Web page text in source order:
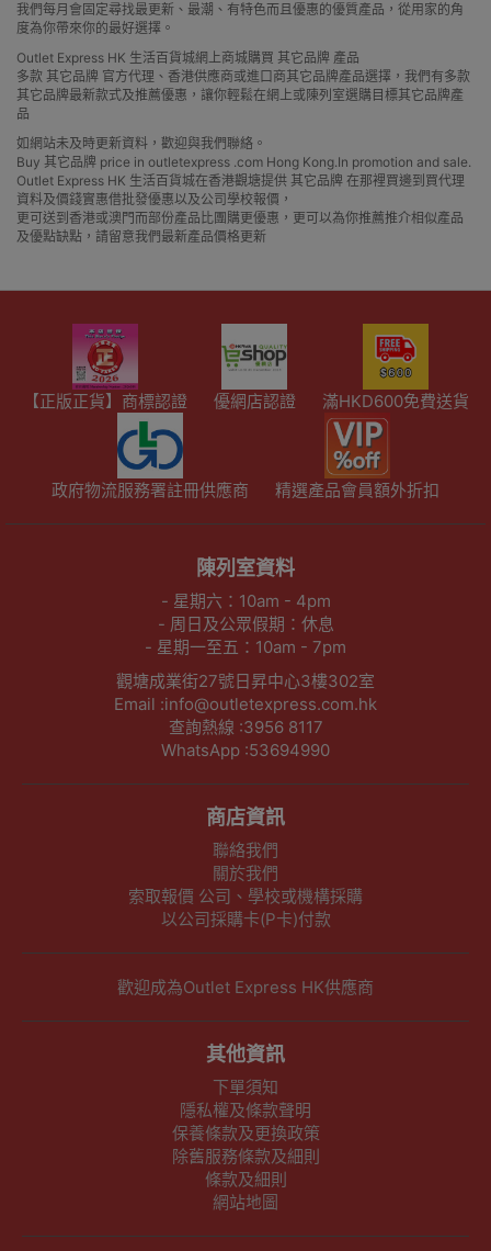
我們每月會固定尋找最更新、最潮、有特色而且優惠的優質產品，從用家的角
度為你帶來你的最好選擇。
Outlet Express HK 生活百貨城網上商城購買 其它品牌 產品
多款 其它品牌 官方代理、香港供應商或進口商其它品牌產品選擇，我們有多款
其它品牌最新款式及推薦優惠，讓你輕鬆在網上或陳列室選購目標其它品牌產
品
如網站未及時更新資料，歡迎與我們聯絡。
Buy 其它品牌 price in outletexpress .com Hong Kong.In promotion and sale.
Outlet Express HK 生活百貨城在香港觀塘提供 其它品牌 在那裡買邊到買代理
資料及價錢實惠借批發優惠以及公司學校報價，
更可送到香港或澳門而部份產品比團購更優惠，更可以為你推薦推介相似產品
及優點缺點，請留意我們最新產品價格更新
【正版正貨】商標認證 優網店認證 滿HKD600免費送貨
政府物流服務署註冊供應商 精選產品會員額外折扣
陳列室資料
- 星期六：10am - 4pm
- 周日及公眾假期：休息
- 星期一至五：10am - 7pm
觀塘成業街27號日昇中心3樓302室
Email :info@outletexpress.com.hk
查詢熱線 :3956 8117
WhatsApp :53694990
商店資訊
聯絡我們
關於我們
索取報價 公司、學校或機構採購
以公司採購卡(P卡)付款
歡迎成為Outlet Express HK供應商
其他資訊
下單須知
隱私權及條款聲明
保養條款及更換政策
除舊服務條款及細則
條款及細則
網站地圖